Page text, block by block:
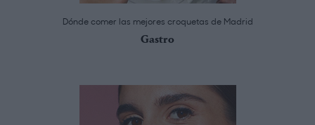
Dónde comer las mejores croquetas de Madrid
Gastro